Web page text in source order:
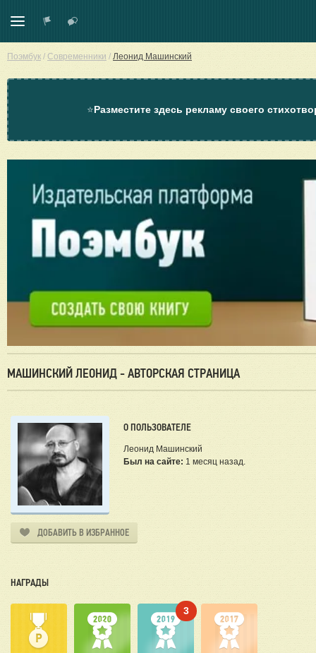
Поэмбук / Современники / Леонид Машинский
⭐Разместите здесь рекламу своего
МАШИНСКИЙ ЛЕОНИД - АВТОРСКАЯ СТРАНИЦА
О ПОЛЬЗОВАТЕЛЕ
Леонид Машинский
Был на сайте: 1 месяц назад.
ДОБАВИТЬ В ИЗБРАННОЕ
НАГРАДЫ
3